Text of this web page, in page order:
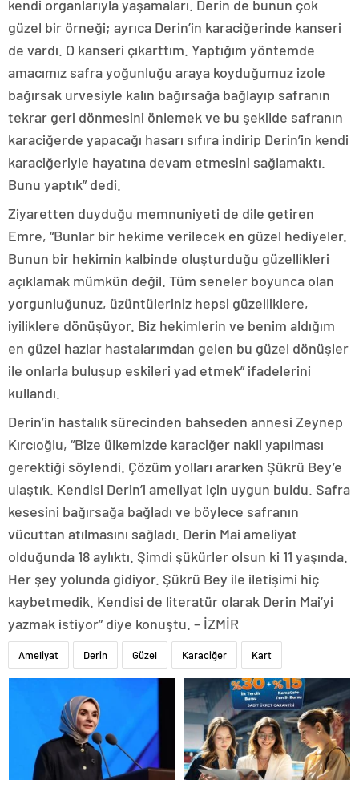
kendi organlarıyla yaşamaları. Derin de bunun çok
güzel bir örneği; ayrıca Derin’in karaciğerinde kanseri
de vardı. O kanseri çıkarttım. Yaptığım yöntemde
amacımız safra yoğunluğu araya koyduğumuz izole
bağırsak urvesiyle kalın bağırsağa bağlayıp safranın
tekrar geri dönmesini önlemek ve bu şekilde safranın
karaciğerde yapacağı hasarı sıfıra indirip Derin’in kendi
karaciğeriyle hayatına devam etmesini sağlamaktı.
Bunu yaptık” dedi.
Ziyaretten duyduğu memnuniyeti de dile getiren
Emre, “Bunlar bir hekime verilecek en güzel hediyeler.
Bunun bir hekimin kalbinde oluşturduğu güzellikleri
açıklamak mümkün değil. Tüm seneler boyunca olan
yorgunluğunuz, üzüntüleriniz hepsi güzelliklere,
iyiliklere dönüşüyor. Biz hekimlerin ve benim aldığım
en güzel hazlar hastalarımdan gelen bu güzel dönüşler
ile onlarla buluşup eskileri yad etmek” ifadelerini
kullandı.
Derin’in hastalık sürecinden bahseden annesi Zeynep
Kırcıoğlu, “Bize ülkemizde karaciğer nakli yapılması
gerektiği söylendi. Çözüm yolları ararken Şükrü Bey’e
ulaştık. Kendisi Derin’i ameliyat için uygun buldu. Safra
kesesini bağırsağa bağladı ve böylece safranın
vücuttan atılmasını sağladı. Derin Mai ameliyat
olduğunda 18 aylıktı. Şimdi şükürler olsun ki 11 yaşında.
Her şey yolunda gidiyor. Şükrü Bey ile iletişimi hiç
kaybetmedik. Kendisi de literatür olarak Derin Mai’yi
yazmak istiyor” diye konuştu. – İZMİR
Ameliyat Derin Güzel Karaciğer Kart